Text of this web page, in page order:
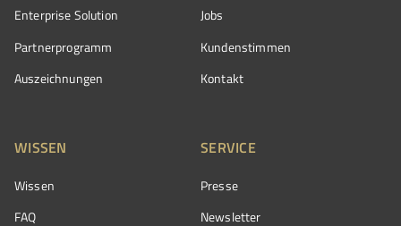
Enterprise Solution
Partnerprogramm
Auszeichnungen
Jobs
Kundenstimmen
Kontakt
WISSEN
Wissen
FAQ
SERVICE
Presse
Newsletter